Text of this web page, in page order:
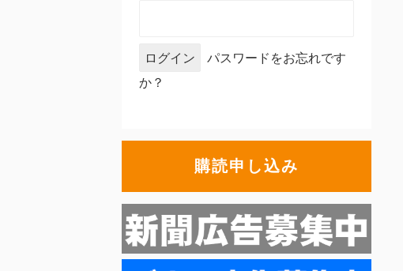
パスワードをお忘れです
か？
購読申し込み